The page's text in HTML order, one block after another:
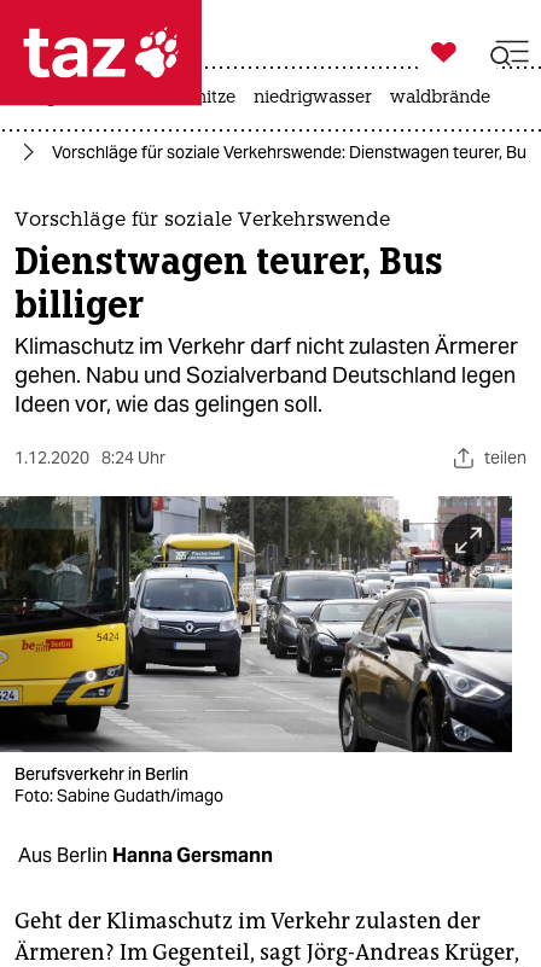
 taz zahl ich
taz zahl ich
themen
politik
öko
gesellschaft
sport
berlin
nord
wahrheit
verlag
verlag
veranstaltungen
shop
unterstützen

taz zahl ich
hitze niedrigwasser waldbrände
Vorschläge für soziale Verkehrswende: Dienstwagen teurer, Bus
Vorschläge für soziale Verkehrswende
Dienstwagen teurer, Bus
billiger
Klimaschutz im Verkehr darf nicht zulasten Ärmerer
gehen. Nabu und Sozialverband Deutschland legen
Ideen vor, wie das gelingen soll.
1.12.2020 8:24 Uhr teilen
Berufsverkehr in Berlin
Foto: Sabine Gudath/imago
Aus Berlin Hanna Gersmann
Geht der Klimaschutz im Verkehr zulasten der
Ärmeren? Im Gegenteil, sagt Jörg-Andreas Krüger,